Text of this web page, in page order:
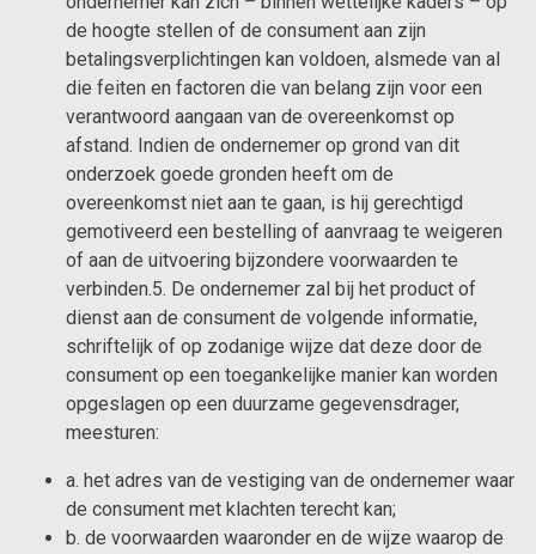
de hoogte stellen of de consument aan zijn
betalingsverplichtingen kan voldoen, alsmede van al
die feiten en factoren die van belang zijn voor een
verantwoord aangaan van de overeenkomst op
afstand. Indien de ondernemer op grond van dit
onderzoek goede gronden heeft om de
overeenkomst niet aan te gaan, is hij gerechtigd
gemotiveerd een bestelling of aanvraag te weigeren
of aan de uitvoering bijzondere voorwaarden te
verbinden.5. De ondernemer zal bij het product of
dienst aan de consument de volgende informatie,
schriftelijk of op zodanige wijze dat deze door de
consument op een toegankelijke manier kan worden
opgeslagen op een duurzame gegevensdrager,
meesturen:
a. het adres van de vestiging van de ondernemer waar
de consument met klachten terecht kan;
b. de voorwaarden waaronder en de wijze waarop de